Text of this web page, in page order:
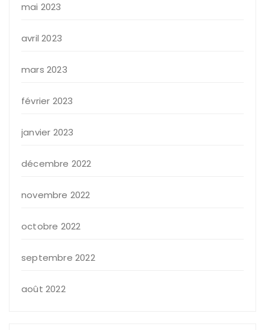
mai 2023
avril 2023
mars 2023
février 2023
janvier 2023
décembre 2022
novembre 2022
octobre 2022
septembre 2022
août 2022